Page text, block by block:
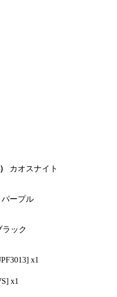
カオスナイト
パープル
ラック
x1
x1